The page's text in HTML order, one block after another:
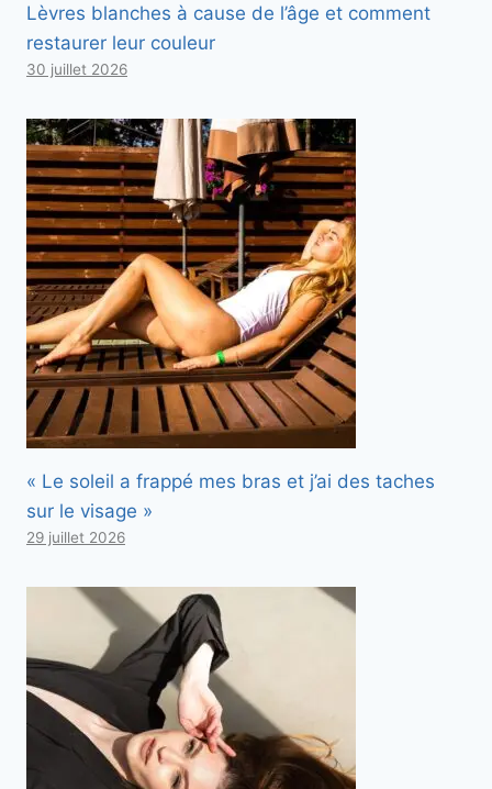
Lèvres blanches à cause de l’âge et comment
restaurer leur couleur
30 juillet 2026
« Le soleil a frappé mes bras et j’ai des taches
sur le visage »
29 juillet 2026